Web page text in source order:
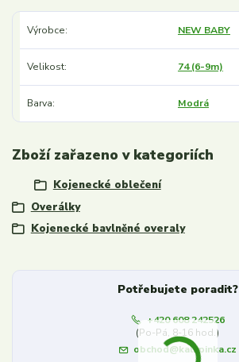
Výrobce NEW BABY
Velikost 74 (6-9m)
Barva Modrá
Zboží zařazeno v kategoriích
Kojenecké oblečení
Overálky
Kojenecké bavlněné overaly
Potřebujete poradit?
+420 608 242526
(Po-Pá, 8-16 hod.)
obchod@kalupinka.cz